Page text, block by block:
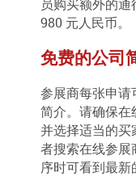
员购买额外的
980 元人民币。
免费的公司
参展商每张申请
简介。请确保在
并选择适当的买
者搜索在线参展
序时可看到最新